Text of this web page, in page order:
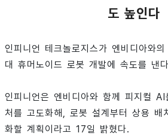
도 높인다
인피니언 테크놀로지스가 엔비디아와
대 휴머노이드 로봇 개발에 속도를 낸
인피니언은 엔비디아와 함께 피지컬
처를 고도화해, 로봇 설계부터 상용 배
화할 계획이라고 17일 밝혔다.